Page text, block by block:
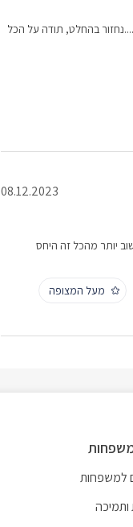
בהחלט, תודה על הכל
08.12.2023
יותר מהכל זה היחס
מעל המצופה
למשפחות
ותמיכה